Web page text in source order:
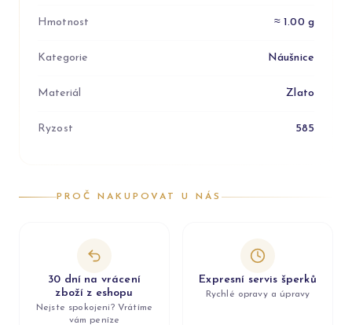
Hmotnost ≈ 1.00 g
Kategorie Náušnice
Materiál Zlato
Ryzost 585
PROČ NAKUPOVAT U NÁS
30 dní na vrácení
zboží z eshopu
Nejste spokojeni? Vrátíme
vám peníze
Expresní servis šperků
Rychlé opravy a úpravy